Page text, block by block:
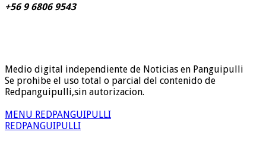
+56 9 6806 9543
Medio digital independiente de Noticias en Panguipulli
Se prohibe el uso total o parcial del contenido de
Redpanguipulli,sin autorizacion.
MENU REDPANGUIPULLI
REDPANGUIPULLI